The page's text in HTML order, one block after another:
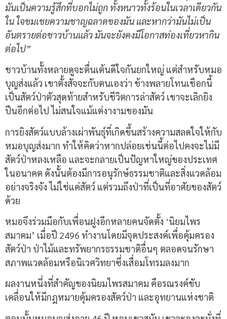
มันเป็นความรู้สึกที่บอกไม่ถูก ทั้งหนาวทั้งร้อนในเวลาเดียวกัน
ใน ใจชมเชยความชาญฉลาดของมัน และหากว่ามันไม่เป็น
อันตรายต่อชาวบ้านแล้ว มันจะยังคงมีโอกาสท่องเที่ยวหากิน
ต่อไป”
ชาวบ้านทั้งหลายดูจะตื่นเต้นดีใจกันยกใหญ่ แต่สำหรับหมอ
บุญส่งแล้ว เขาตั้งสัจจะกับตนเองว่า ช้างพลายโทนเชือกนี้
เป็นสัตว์ป่าตัวสุดท้ายสำหรับชีวิตการล่าสัตว์ เขาจะเลิกยิง
ปืนอีกต่อไป ไม่สนใจแม้แต่งางามของมัน
การยิงสัตว์แบบล้างเผ่าพันธุ์ที่เกิดขึ้นสร้างความสลดใจให้กับ
หมอบุญส่งมาก ทำให้คิดว่าหากปล่อยเช่นนี้ต่อไปคงจะไม่มี
สัตว์ป่าหลงเหลือ และจะกลายเป็นปัญหาใหญ่ของประเทศ
ในอนาคต ดังนั้นต้องมีการอนุรักษ์ธรรมชาติและสิ่งแวดล้อม
อย่างจริงจัง ไม่ใช่แค่สัตว์ แต่รวมถึงป่าที่เป็นที่อาศัยของสัตว์
ด้วย
หมอจึงร่วมมือกับเพื่อนฝูงอีกหลายคนจัดตั้ง ‘นิยมไพร
สมาคม’ เมื่อปี 2496 ทำงานโดยมีจุดประสงค์เพื่อคุ้มครอง
สัตว์ป่า ป่าไม้และทรัพยากรธรรมชาติอื่นๆ ตลอดจนรักษา
สภาพแวดล้อมหรือนิเวศวิทยาซึ่งเสื่อมโทรมลงมาก
ผลงานหนึ่งที่สำคัญของนิยมไพรสมาคม คือรณรงค์ขับ
เคลื่อนให้มีกฎหมายคุ้มครองสัตว์ป่า และอุทยานแห่งชาติ